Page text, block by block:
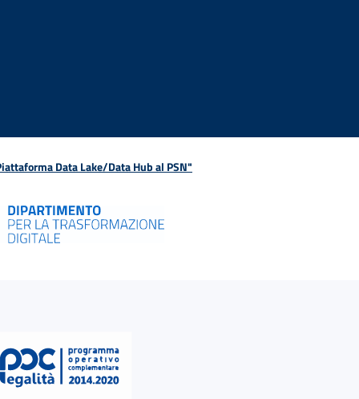
Data Lake/Data Hub al PSN"